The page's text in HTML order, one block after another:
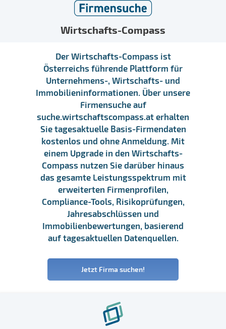
Wirtschafts-Compass
Der Wirtschafts-Compass ist
Österreichs führende Plattform für
Unternehmens-, Wirtschafts- und
Immobilieninformationen. Über unsere
Firmensuche auf
suche.wirtschaftscompass.at erhalten
Sie tagesaktuelle Basis-Firmendaten
kostenlos und ohne Anmeldung. Mit
einem Upgrade in den Wirtschafts-
Compass nutzen Sie darüber hinaus
das gesamte Leistungsspektrum mit
erweiterten Firmenprofilen,
Compliance-Tools, Risikoprüfungen,
Jahresabschlüssen und
Immobilienbewertungen, basierend
auf tagesaktuellen Datenquellen.
Jetzt Firma suchen!